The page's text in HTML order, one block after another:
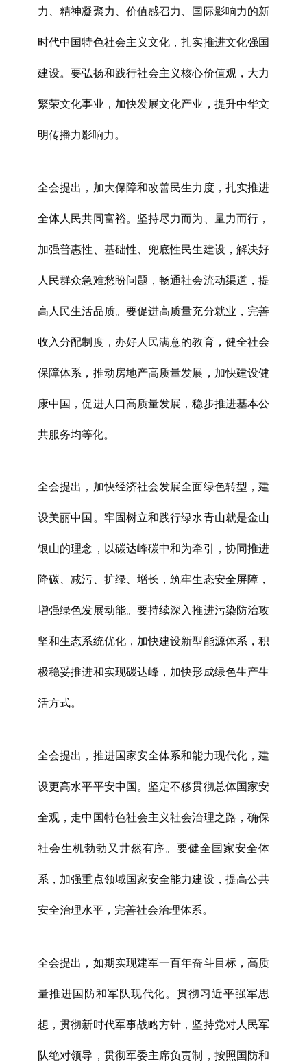
力、精神凝聚力、价值感召力、国际影响力的新
时代中国特色社会主义文化，扎实推进文化强国
建设。要弘扬和践行社会主义核心价值观，大力
繁荣文化事业，加快发展文化产业，提升中华文
明传播力影响力。
全会提出，加大保障和改善民生力度，扎实推进
全体人民共同富裕。坚持尽力而为、量力而行，
加强普惠性、基础性、兜底性民生建设，解决好
人民群众急难愁盼问题，畅通社会流动渠道，提
高人民生活品质。要促进高质量充分就业，完善
收入分配制度，办好人民满意的教育，健全社会
保障体系，推动房地产高质量发展，加快建设健
康中国，促进人口高质量发展，稳步推进基本公
共服务均等化。
全会提出，加快经济社会发展全面绿色转型，建
设美丽中国。牢固树立和践行绿水青山就是金山
银山的理念，以碳达峰碳中和为牵引，协同推进
降碳、减污、扩绿、增长，筑牢生态安全屏障，
增强绿色发展动能。要持续深入推进污染防治攻
坚和生态系统优化，加快建设新型能源体系，积
极稳妥推进和实现碳达峰，加快形成绿色生产生
活方式。
全会提出，推进国家安全体系和能力现代化，建
设更高水平平安中国。坚定不移贯彻总体国家安
全观，走中国特色社会主义社会治理之路，确保
社会生机勃勃又井然有序。要健全国家安全体
系，加强重点领域国家安全能力建设，提高公共
安全治理水平，完善社会治理体系。
全会提出，如期实现建军一百年奋斗目标，高质
量推进国防和军队现代化。贯彻习近平强军思
想，贯彻新时代军事战略方针，坚持党对人民军
队绝对领导，贯彻军委主席负责制，按照国防和